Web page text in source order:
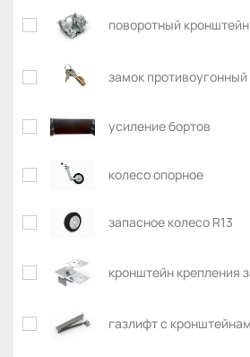
поворотный
замок противоугонный
усиление бортов
колесо опорное
запасное колесо R13
кронштейн крепления
газлифт с